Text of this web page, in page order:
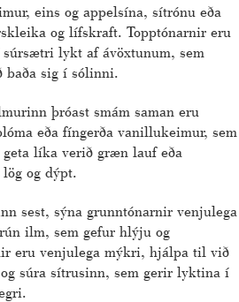
eins og appelsína, sítrónu eða
og lífskraft. Topptónarnir eru
lykt af ávöxtunum, sem
sig í sólinni.
þróast smám saman eru
eða fíngerða vanillukeimur, sem
líka verið græn lauf eða
og dýpt.
sest, sýna grunntónarnir venjulega
ilm, sem gefur hlýju og
eru venjulega mýkri, hjálpa til við
súra sítrusinn, sem gerir lyktina í